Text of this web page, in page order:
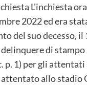
L'inchiesta
2022 ed era
del suo
di
p. 1) per gli
allo stadio